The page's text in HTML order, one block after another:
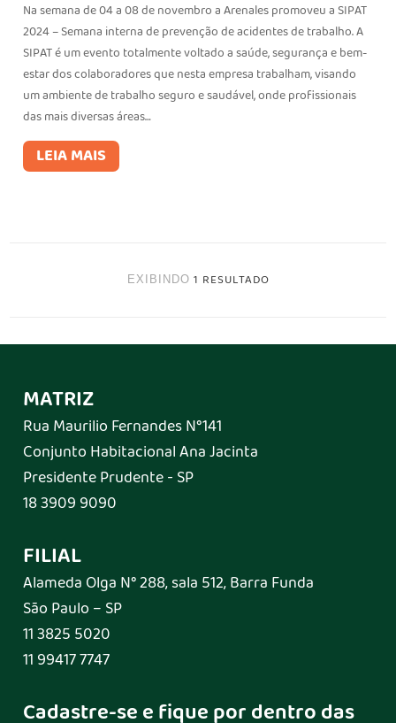
Na semana de 04 a 08 de novembro a Arenales promoveu a SIPAT
2024 – Semana interna de prevenção de acidentes de trabalho. A
SIPAT é um evento totalmente voltado a saúde, segurança e bem-
estar dos colaboradores que nesta empresa trabalham, visando
um ambiente de trabalho seguro e saudável, onde profissionais
das mais diversas áreas…
LEIA MAIS
EXIBINDO 1 RESULTADO
MATRIZ
Rua Maurilio Fernandes N°141
Conjunto Habitacional Ana Jacinta
Presidente Prudente - SP
18 3909 9090
FILIAL
Alameda Olga N° 288, sala 512, Barra Funda
São Paulo – SP
11 3825 5020
11 99417 7747
Cadastre-se e fique por dentro das